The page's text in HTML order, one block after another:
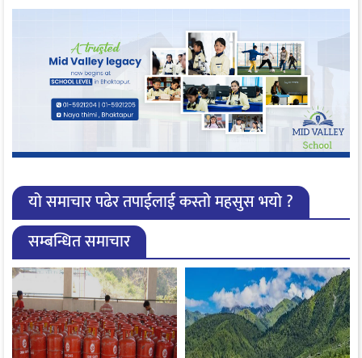
यो समाचार पढेर तपाईलाई कस्तो महसुस भयो ?
सम्बन्धित समाचार